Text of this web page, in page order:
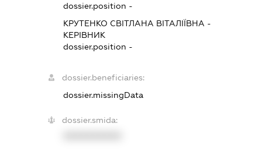
dossier.position -
КРУТЕНКО СВІТЛАНА ВІТАЛІЇВНА -
КЕРІВНИК
dossier.position -
dossier.beneficiaries:
dossier.missingData
dossier.smida: